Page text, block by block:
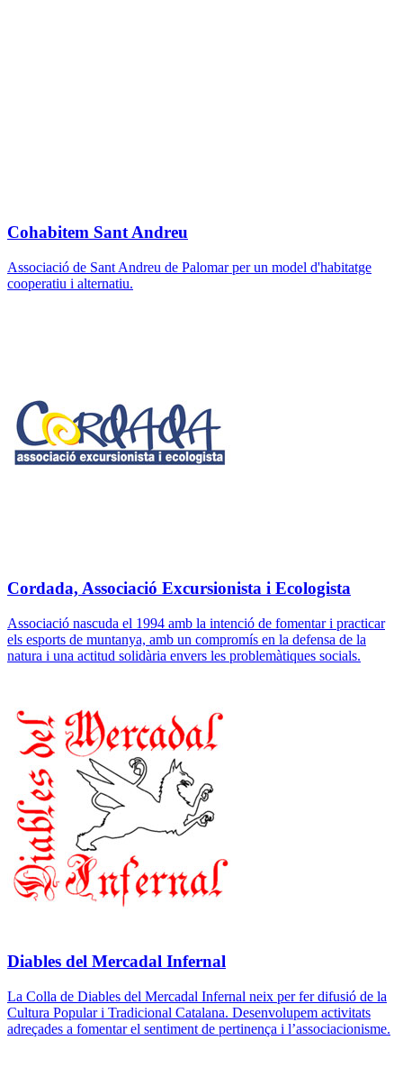
Cohabitem Sant Andreu
Associació de Sant Andreu de Palomar per un model d'habitatge
cooperatiu i alternatiu.
Cordada, Associació Excursionista i Ecologista
Associació nascuda el 1994 amb la intenció de fomentar i practicar
els esports de muntanya, amb un compromís en la defensa de la
natura i una actitud solidària envers les problemàtiques socials.
Diables del Mercadal Infernal
La Colla de Diables del Mercadal Infernal neix per fer difusió de la
Cultura Popular i Tradicional Catalana. Desenvolupem activitats
adreçades a fomentar el sentiment de pertinença i l’associacionisme.